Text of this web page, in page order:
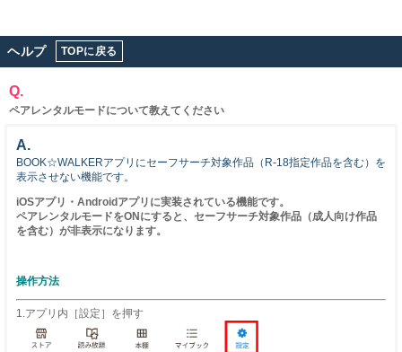
ヘルプ TOPに戻る
Q.
ペアレンタルモードについて教えてください
A.
BOOK☆WALKERアプリにセーフサーチ対象作品（R-18指定作品を含む）を
表示させない機能です。
iOSアプリ・Androidアプリに実装されている機能です。
ペアレンタルモードをONにすると、セーフサーチ対象作品（成人向け作品
を含む）が非表示になります。
操作方法
1.アプリ内［設定］を押す